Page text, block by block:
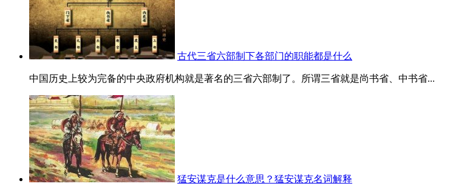
古代三省六部制下各部门的职能都是什么
中国历史上较为完备的中央政府机构就是著名的三省六部制了。所谓三省就是尚书省、中书省...
猛安谋克是什么意思？猛安谋克名词解释